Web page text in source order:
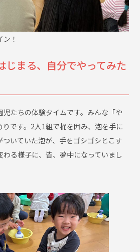
！
じまる、自分でやってみた
児たちの体験タイムです。みんな「や
りです。2人1組で桶を囲み、泡を手に
いていた泡が、手をゴシゴシとこす
わる様子に、皆、夢中になっていまし